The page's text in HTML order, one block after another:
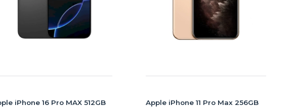
iPhone 16 Pro MAX 512GB
Apple iPhone 11 Pro Max 256GB